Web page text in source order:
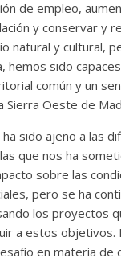
de empleo,
y conservar y
natural y cultural,
hemos sido
común y un
Sierra Oeste de
sido ajeno a las
que nos ha
sobre las
pero se ha
los proyectos
a estos objetivos.
en materia de